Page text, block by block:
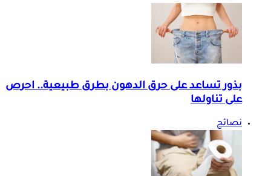
بذور تساعد على حرق الدهون بطرق طبيعية.. احرص
على تناولها
نصائح